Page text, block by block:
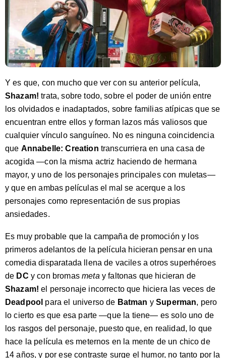
Y es que, con mucho que ver con su anterior película,
Shazam! trata, sobre todo, sobre el poder de unión entre
los olvidados e inadaptados, sobre familias atípicas que se
encuentran entre ellos y forman lazos más valiosos que
cualquier vínculo sanguíneo. No es ninguna coincidencia
que Annabelle: Creation transcurriera en una casa de
acogida —con la misma actriz haciendo de hermana
mayor, y uno de los personajes principales con muletas—
y que en ambas películas el mal se acerque a los
personajes como representación de sus propias
ansiedades.
Es muy probable que la campaña de promoción y los
primeros adelantos de la película hicieran pensar en una
comedia disparatada llena de vaciles a otros superhéroes
de DC y con bromasmeta y faltonas que hicieran de
Shazam! el personaje incorrecto que hiciera las veces de
Deadpool para el universo de Batman ySuperman, pero
lo cierto es que esa parte —que la tiene— es solo uno de
los rasgos del personaje, puesto que, en realidad, lo que
hace la película es meternos en la mente de un chico de
14 años, y por ese contraste surge el humor, no tanto por la